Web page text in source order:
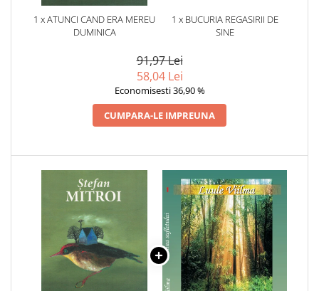
1 x ATUNCI CAND ERA MEREU
DUMINICA
1 x BUCURIA REGASIRII DE
SINE
91,97 Lei
58,04 Lei
Economisesti 36,90 %
CUMPARA-LE IMPREUNA